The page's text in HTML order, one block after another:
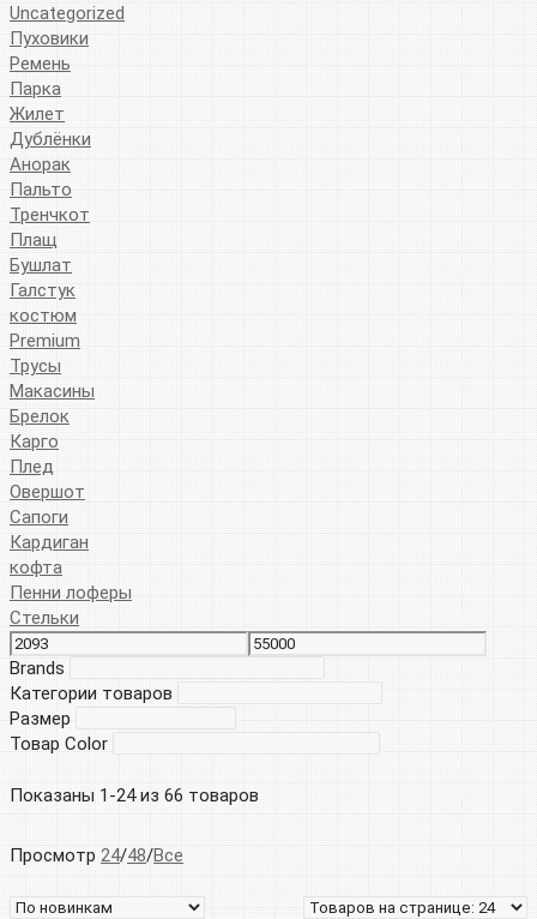
Uncategorized
Пуховики
Ремень
Парка
Жилет
Дублёнки
Анорак
Пальто
Тренчкот
Плащ
Бушлат
Галстук
костюм
Premium
Трусы
Макасины
Брелок
Карго
Плед
Овершот
Сапоги
Кардиган
кофта
Пенни лоферы
Стельки
Brands
Категории товаров
Размер
Товар Color
Показаны 1-24 из 66 товаров
Просмотр 24/48/Все